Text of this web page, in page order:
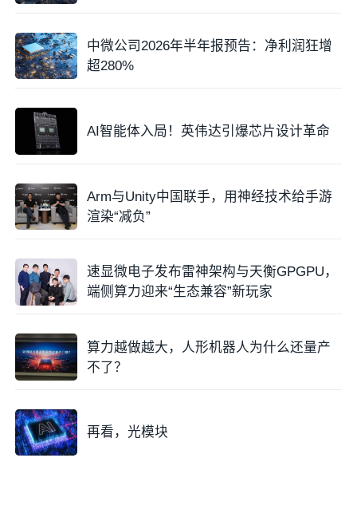
中微公司2026年半年报预告：净利润狂增
超280%
AI智能体入局！英伟达引爆芯片设计革命
Arm与Unity中国联手，用神经技术给手游
渲染“减负”
速显微电子发布雷神架构与天衡GPGPU，
端侧算力迎来“生态兼容”新玩家
算力越做越大，人形机器人为什么还量产
不了？
再看，光模块